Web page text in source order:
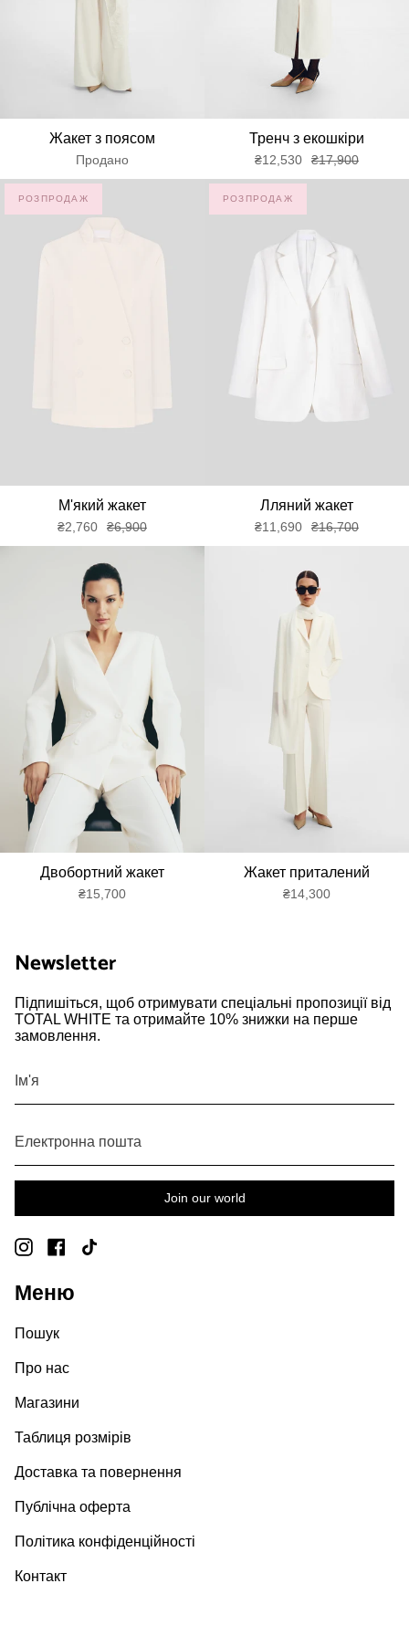
Жакет з поясом
Продано
Тренч з екошкіри
₴12,530 ₴17,900
РОЗПРОДАЖ
М'який жакет
₴2,760 ₴6,900
РОЗПРОДАЖ
Лляний жакет
₴11,690 ₴16,700
Двобортний жакет
₴15,700
Жакет приталений
₴14,300
Newsletter
Підпишіться, щоб отримувати спеціальні пропозиції від
TOTAL WHITE та отримайте 10% знижки на перше
замовлення.
Join our world
InstagramFacebook
Меню
Пошук
Про нас
Магазини
Таблиця розмірів
Доставка та повернення
Публічна оферта
Політика конфіденційності
Контакт